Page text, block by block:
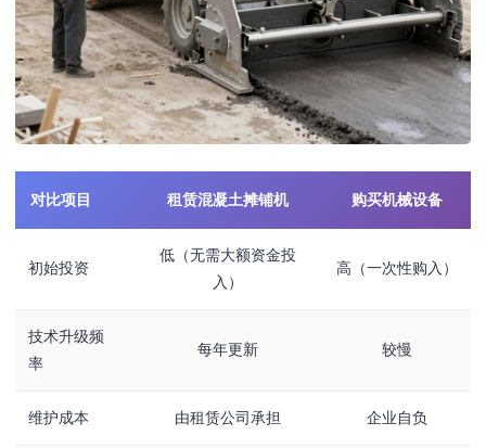
对比项目 租赁混凝土摊铺机 购买机械设备
初始投资
低（无需大额资金投
入）
高（一次性购入）
技术升级频
率
每年更新 较慢
维护成本 由租赁公司承担 企业自负